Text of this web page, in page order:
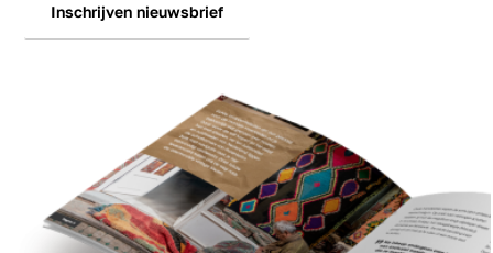
Inschrijven nieuwsbrief